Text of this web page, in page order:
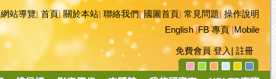
網站導覽|首頁|關於本站 聯絡我們|國圖首頁 常見問題|操作說明
English|FB 專頁|Mobile
免費會員 登入 註冊